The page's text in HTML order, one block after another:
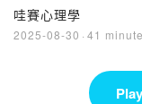
哇賽心理學
2025-08-30 · 41